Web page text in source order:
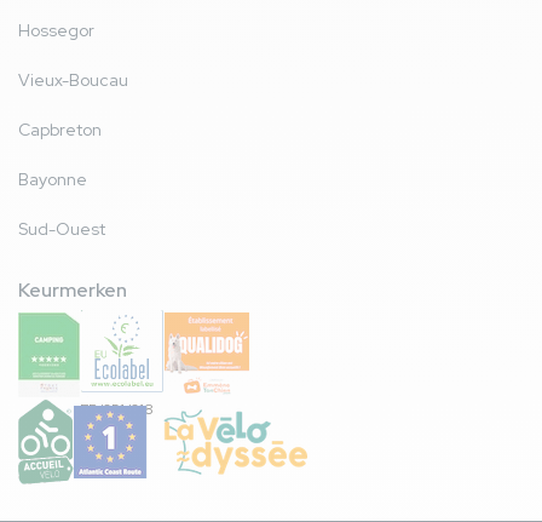
Hossegor
Vieux-Boucau
Capbreton
Bayonne
Sud-Ouest
Keurmerken
FR/051/018